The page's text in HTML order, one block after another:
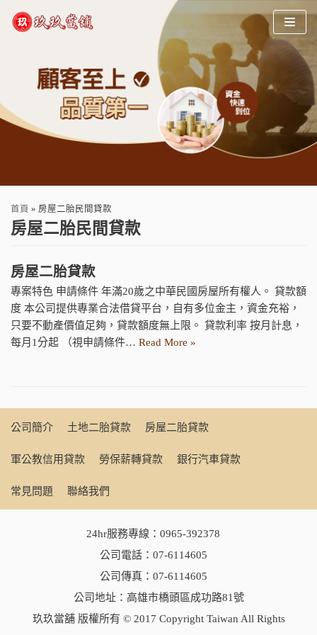
content
首頁 » 房屋二胎民間貸款
房屋二胎民間貸款
房屋二胎貸款
專案特色 申請條件 年滿20歲之中華民國房屋所有權人。 貸款額
度 本公司提供專業合法借貸平台，自有多位金主，資金充裕，
只要不動產價值足夠，貸款額度無上限。 貸款利率 按月計息，
每月1分起 （視申請條件… Read More »
公司簡介 土地二胎貸款 房屋二胎貸款
軍公教信用貸款 勞保薪轉貸款 銀行汽車貸款
常見問題 聯絡我們
24hr服務專線： 0965-392378
公司電話： 07-6114605
公司傳真：07-6114605
公司地址：高雄市橋頭區成功路81號
玖玖當舖 版權所有 © 2017 Copyright Taiwan All Rights